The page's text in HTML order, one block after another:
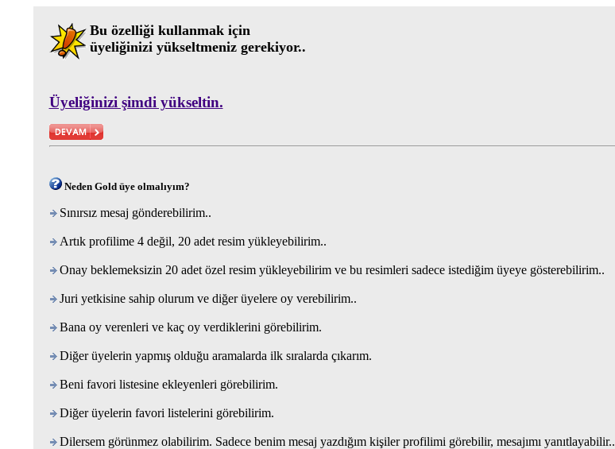
Bu özelliği kullanmak için
üyeliğinizi yükseltmeniz gerekiyor..
Üyeliğinizi şimdi yükseltin.
Neden Gold üye olmalıyım?
Sınırsız mesaj gönderebilirim..
Artık profilime 4 değil, 20 adet resim yükleyebilirim..
Onay beklemeksizin 20 adet özel resim yükleyebilirim ve bu resimleri sadece istediğim üyeye gösterebilirim..
Juri yetkisine sahip olurum ve diğer üyelere oy verebilirim..
Bana oy verenleri ve kaç oy verdiklerini görebilirim.
Diğer üyelerin yapmış olduğu aramalarda ilk sıralarda çıkarım.
Beni favori listesine ekleyenleri görebilirim.
Diğer üyelerin favori listelerini görebilirim.
Dilersem görünmez olabilirim. Sadece benim mesaj yazdığım kişiler profilimi görebilir, mesajımı yanıtlayabilir..